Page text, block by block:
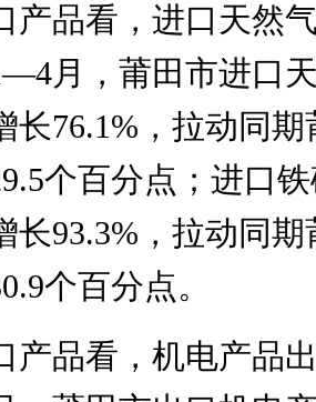
品看，进口天然气
月，莆田市进口
长76.1%，拉动同
个百分点；进口
长93.3%，拉动同
个百分点。
品看，机电产品出